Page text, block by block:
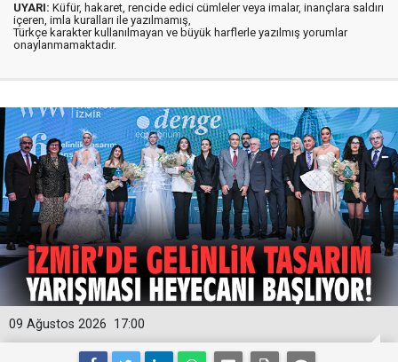
UYARI: Küfür, hakaret, rencide edici cümleler veya imalar, inançlara saldırı
içeren, imla kuralları ile yazılmamış,
Türkçe karakter kullanılmayan ve büyük harflerle yazılmış yorumlar
onaylanmamaktadır.
17:00
09 Ağustos 2026